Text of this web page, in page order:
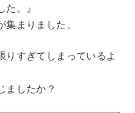
。』
まりました。
りすぎてしまっているよ
ましたか？